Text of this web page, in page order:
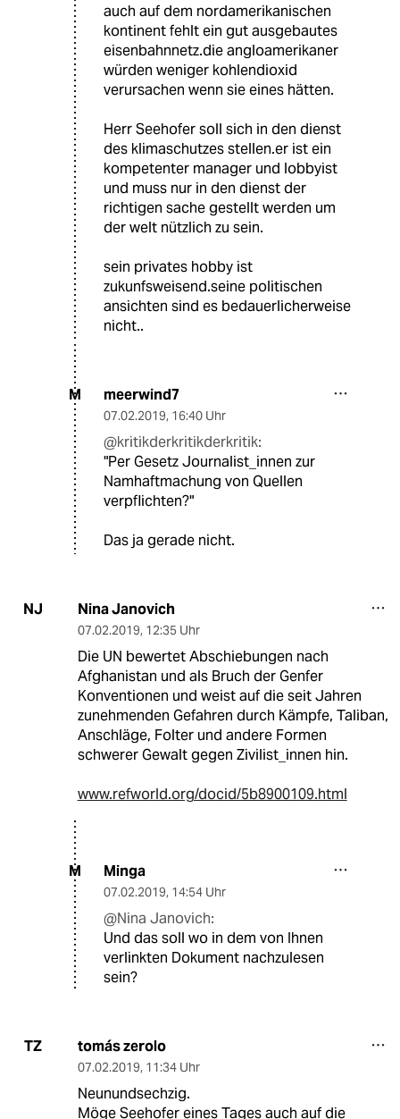
auch auf dem nordamerikanischen
kontinent fehlt ein gut ausgebautes
eisenbahnnetz.die angloamerikaner
würden weniger kohlendioxid
verursachen wenn sie eines hätten.
Herr Seehofer soll sich in den dienst
des klimaschutzes stellen.er ist ein
kompetenter manager und lobbyist
und muss nur in den dienst der
richtigen sache gestellt werden um
der welt nützlich zu sein.
sein privates hobby ist
zukunfsweisend.seine politischen
ansichten sind es bedauerlicherweise
nicht..
M meerwind7
07.02.2019, 16:40 Uhr
@kritikderkritikderkritik:
"Per Gesetz Journalist_innen zur
Namhaftmachung von Quellen
verpflichten?"
Das ja gerade nicht.
NJ Nina Janovich
07.02.2019, 12:35 Uhr
Die UN bewertet Abschiebungen nach
Afghanistan und als Bruch der Genfer
Konventionen und weist auf die seit Jahren
zunehmenden Gefahren durch Kämpfe, Taliban,
Anschläge, Folter und andere Formen
schwerer Gewalt gegen Zivilist_innen hin.
www.refworld.org/docid/5b8900109.html
M Minga
07.02.2019, 14:54 Uhr
@Nina Janovich:
Und das soll wo in dem von Ihnen
verlinkten Dokument nachzulesen
sein?
TZ tomás zerolo
07.02.2019, 11:34 Uhr
Neunundsechzig.
Möge Seehofer eines Tages auch auf die